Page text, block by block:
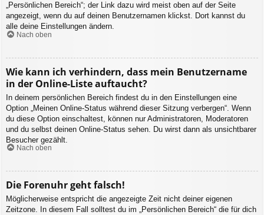
„Persönlichen Bereich“; der Link dazu wird meist oben auf der Seite
angezeigt, wenn du auf deinen Benutzernamen klickst. Dort kannst du
alle deine Einstellungen ändern.
Nach oben
Wie kann ich verhindern, dass mein Benutzername
in der Online-Liste auftaucht?
In deinem persönlichen Bereich findest du in den Einstellungen eine
Option „Meinen Online-Status während dieser Sitzung verbergen“. Wenn
du diese Option einschaltest, können nur Administratoren, Moderatoren
und du selbst deinen Online-Status sehen. Du wirst dann als unsichtbarer
Besucher gezählt.
Nach oben
Die Forenuhr geht falsch!
Möglicherweise entspricht die angezeigte Zeit nicht deiner eigenen
Zeitzone. In diesem Fall solltest du im „Persönlichen Bereich“ die für dich